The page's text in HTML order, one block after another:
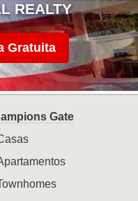
REALTY
Gratuita
Gate